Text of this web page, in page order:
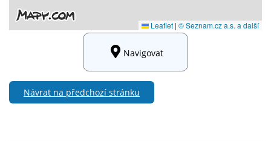
Navigovat
Návrat na předchozí stránku